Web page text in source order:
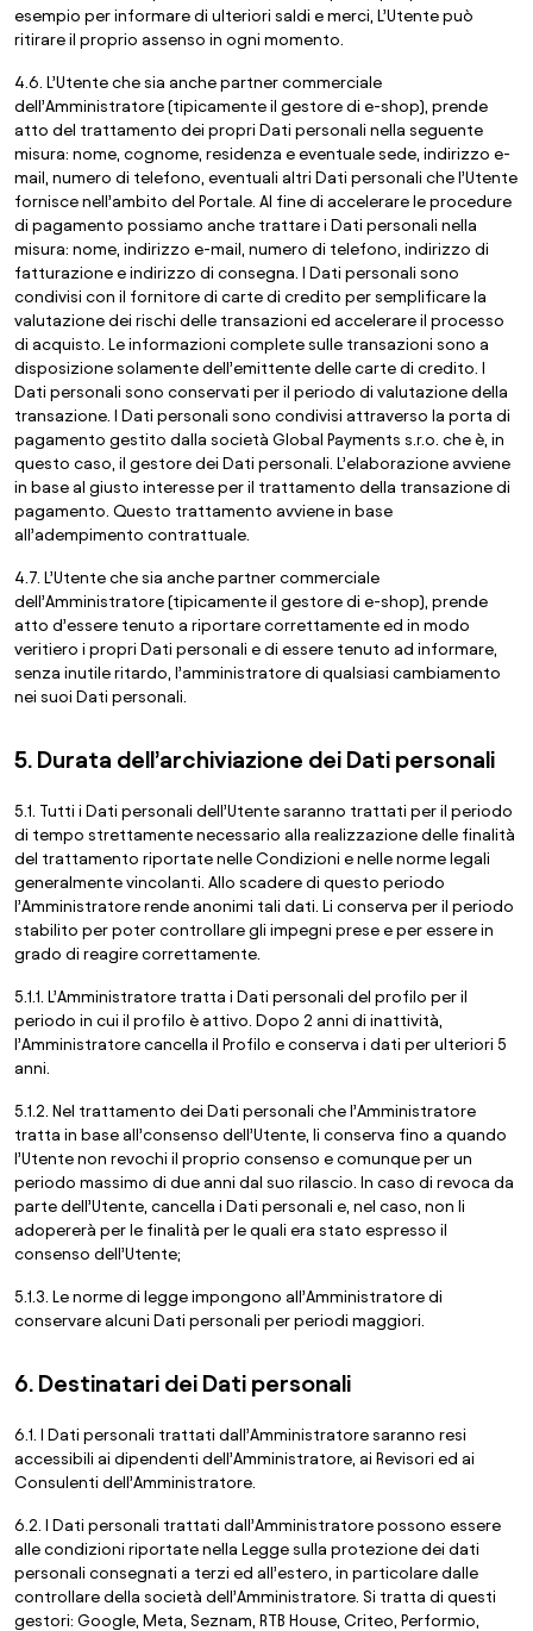
esempio per informare di ulteriori saldi e merci, L’Utente può
ritirare il proprio assenso in ogni momento.
4.6. L’Utente che sia anche partner commerciale
dell’Amministratore (tipicamente il gestore di e-shop), prende
atto del trattamento dei propri Dati personali nella seguente
misura: nome, cognome, residenza e eventuale sede, indirizzo e-
mail, numero di telefono, eventuali altri Dati personali che l’Utente
fornisce nell’ambito del Portale. Al fine di accelerare le procedure
di pagamento possiamo anche trattare i Dati personali nella
misura: nome, indirizzo e-mail, numero di telefono, indirizzo di
fatturazione e indirizzo di consegna. I Dati personali sono
condivisi con il fornitore di carte di credito per semplificare la
valutazione dei rischi delle transazioni ed accelerare il processo
di acquisto. Le informazioni complete sulle transazioni sono a
disposizione solamente dell’emittente delle carte di credito. I
Dati personali sono conservati per il periodo di valutazione della
transazione. I Dati personali sono condivisi attraverso la porta di
pagamento gestito dalla società Global Payments s.r.o. che è, in
questo caso, il gestore dei Dati personali. L’elaborazione avviene
in base al giusto interesse per il trattamento della transazione di
pagamento. Questo trattamento avviene in base
all’adempimento contrattuale.
4.7. L’Utente che sia anche partner commerciale
dell’Amministratore (tipicamente il gestore di e-shop), prende
atto d’essere tenuto a riportare correttamente ed in modo
veritiero i propri Dati personali e di essere tenuto ad informare,
senza inutile ritardo, l’amministratore di qualsiasi cambiamento
nei suoi Dati personali.
5. Durata dell’archiviazione dei Dati personali
5.1. Tutti i Dati personali dell’Utente saranno trattati per il periodo
di tempo strettamente necessario alla realizzazione delle finalità
del trattamento riportate nelle Condizioni e nelle norme legali
generalmente vincolanti. Allo scadere di questo periodo
l’Amministratore rende anonimi tali dati. Li conserva per il periodo
stabilito per poter controllare gli impegni prese e per essere in
grado di reagire correttamente.
5.1.1. L’Amministratore tratta i Dati personali del profilo per il
periodo in cui il profilo è attivo. Dopo 2 anni di inattività,
l’Amministratore cancella il Profilo e conserva i dati per ulteriori 5
anni.
5.1.2. Nel trattamento dei Dati personali che l’Amministratore
tratta in base all’consenso dell’Utente, li conserva fino a quando
l’Utente non revochi il proprio consenso e comunque per un
periodo massimo di due anni dal suo rilascio. In caso di revoca da
parte dell’Utente, cancella i Dati personali e, nel caso, non li
adopererà per le finalità per le quali era stato espresso il
consenso dell’Utente;
5.1.3. Le norme di legge impongono all’Amministratore di
conservare alcuni Dati personali per periodi maggiori.
6. Destinatari dei Dati personali
6.1. I Dati personali trattati dall’Amministratore saranno resi
accessibili ai dipendenti dell’Amministratore, ai Revisori ed ai
Consulenti dell’Amministratore.
6.2. I Dati personali trattati dall’Amministratore possono essere
alle condizioni riportate nella Legge sulla protezione dei dati
personali consegnati a terzi ed all’estero, in particolare dalle
controllare della società dell’Amministratore. Si tratta di questi
gestori: Google, Meta, Seznam, RTB House, Criteo, Performio,